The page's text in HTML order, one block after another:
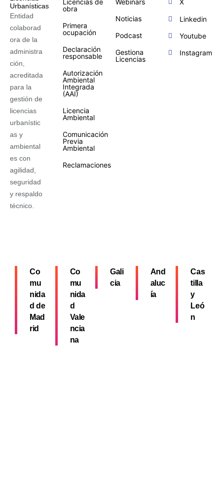
Entidad
colaborad
ora de la
administra
ción,
acreditada
para la
gestión de
licencias
urbanístic
as y
ambiental
es con
agilidad,
seguridad
y respaldo
técnico.
Licencias de
obra
Primera
ocupación
Declaración
responsable
Autorización
Ambiental
Integrada
(AAI)
Licencia
Ambiental
Comunicación
Previa
Ambiental
Reclamaciones
Webinars
Noticias
Podcast
Gestiona
Licencias
X
Linkedin
Youtube
Instagram
Co
mu
nida
d de
Mad
rid
Co
mu
nida
d
Vale
ncia
na
Gali
cia
And
aluc
ía
Cas
tilla
y
Leó
n